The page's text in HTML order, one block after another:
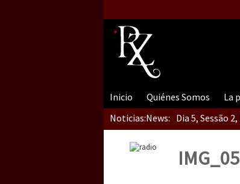
Inicio Quiénes Somos La
Noticias:News: Dia 5, Sessão
Dia 5, sessão